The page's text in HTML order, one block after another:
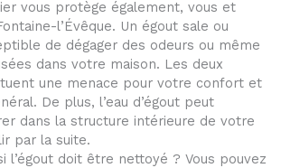
vous protège également, vous et
l’Évêque. Un égout sale ou
de dégager des odeurs ou même
dans votre maison. Les deux
une menace pour votre confort et
De plus, l’eau d’égout peut
dans la structure intérieure de votre
par la suite.
l’égout doit être nettoyé ? Vous pouvez